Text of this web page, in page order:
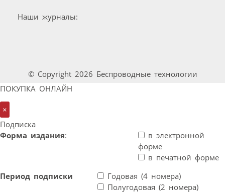
Наши журналы:
© Copyright 2026 Беспроводные технологии
ПОКУПКА ОНЛАЙН
×
Подписка
Форма издания:
в электронной
форме
в печатной форме
Период подписки
Годовая (4 номера)
Полугодовая (2 номера)